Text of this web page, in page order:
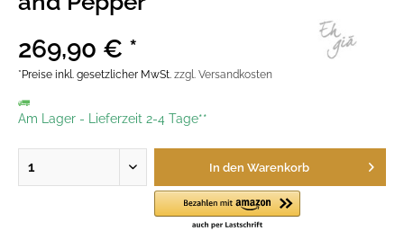
269,90 € *
*Preise inkl. gesetzlicher MwSt. zzgl. Versandkosten
Am Lager - Lieferzeit 2-4 Tage**
In den Warenkorb